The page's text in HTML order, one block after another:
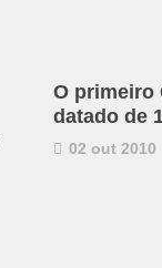
O primeiro
datado de
02 out 2010